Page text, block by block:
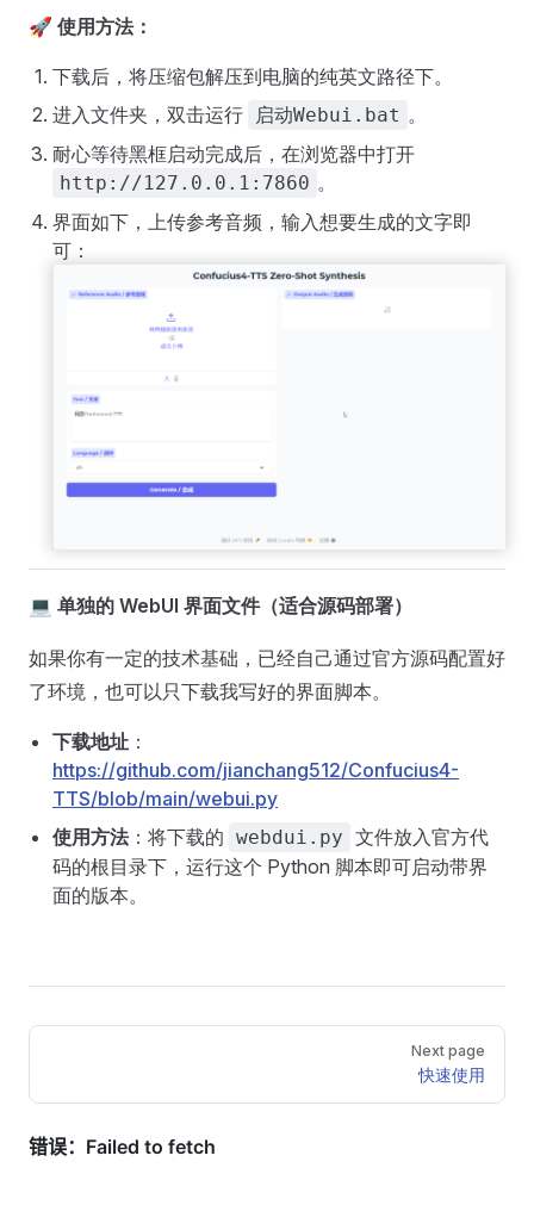
🚀 使用方法：
下载后，将压缩包解压到电脑的纯英文路径下。
进入文件夹，双击运行
启动Webui.bat 。
耐心等待黑框启动完成后，在浏览器中打开
http://127.0.0.1:7860 。
界面如下，上传参考音频，输入想要生成的文字即
可：
💻 单独的 WebUI 界面文件（适合源码部署）
如果你有一定的技术基础，已经自己通过官方源码配置好
了环境，也可以只下载我写好的界面脚本。
下载地址 ：
https://github.com/jianchang512/Confucius4-
TTS/blob/main/webui.py
使用方法：将下载的 webdui.py 文件放入官方代
码的根目录下，运行这个 Python 脚本即可启动带界
面的版本。
Pager
Next page
快速使用